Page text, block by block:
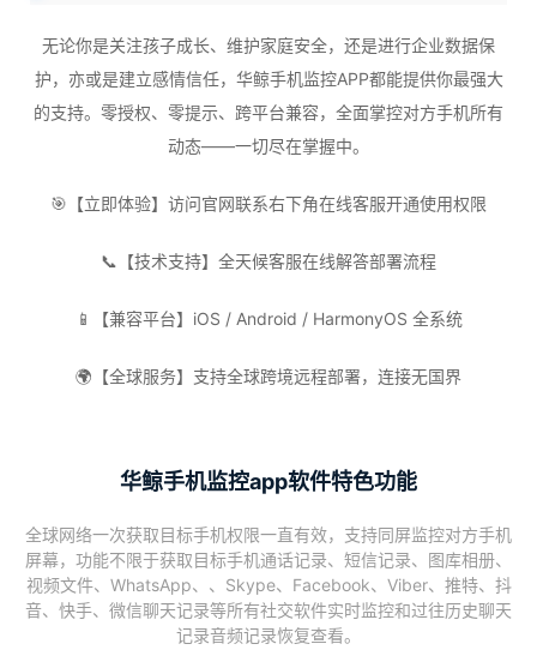
无论你是关注孩子成长、维护家庭安全，还是进行企业数据保
护，亦或是建立感情信任，华鲸手机监控APP都能提供你最强大
的支持。零授权、零提示、跨平台兼容，全面掌控对方手机所有
动态——一切尽在掌握中。
🎯【立即体验】访问官网联系右下角在线客服开通使用权限
📞【技术支持】全天候客服在线解答部署流程
📱【兼容平台】iOS / Android / HarmonyOS 全系统
🌍【全球服务】支持全球跨境远程部署，连接无国界
华鲸手机监控app软件特色功能
全球网络一次获取目标手机权限一直有效，支持同屏监控对方手机
屏幕，功能不限于获取目标手机通话记录、短信记录、图库相册、
视频文件、WhatsApp、、Skype、Facebook、Viber、推特、抖
音、快手、微信聊天记录等所有社交软件实时监控和过往历史聊天
记录音频记录恢复查看。